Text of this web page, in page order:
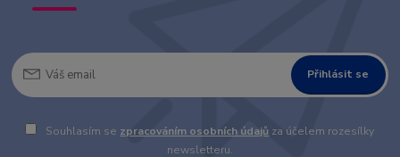
Přihlásit se
Souhlasím se zpracováním osobních údajů za účelem rozesílky
newsletteru.